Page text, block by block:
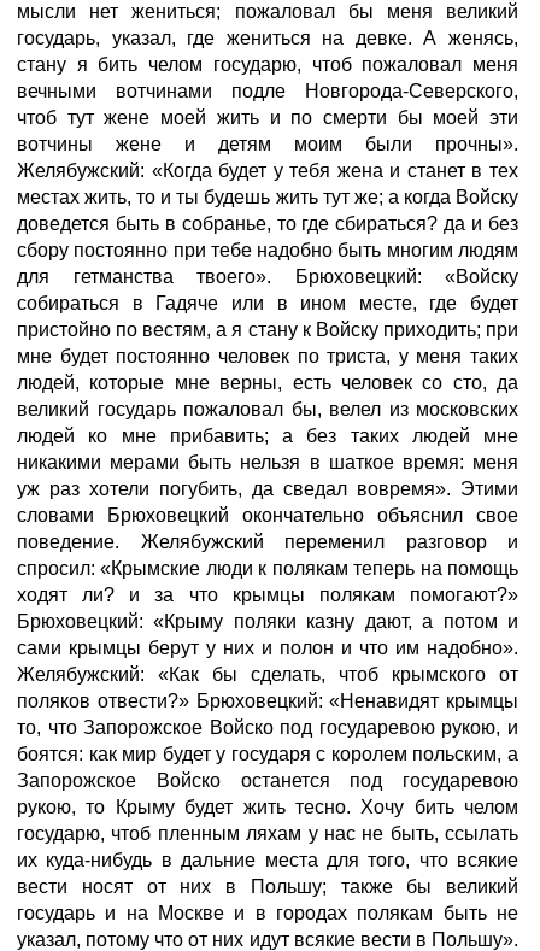
мысли нет жениться; пожаловал бы меня великий
государь, указал, где жениться на девке. А женясь,
стану я бить челом государю, чтоб пожаловал меня
вечными вотчинами подле Новгорода-Северского,
чтоб тут жене моей жить и по смерти бы моей эти
вотчины жене и детям моим были прочны».
Желябужский: «Когда будет у тебя жена и станет в тех
местах жить, то и ты будешь жить тут же; а когда Войску
доведется быть в собранье, то где сбираться? да и без
сбору постоянно при тебе надобно быть многим людям
для гетманства твоего». Брюховецкий: «Войску
собираться в Гадяче или в ином месте, где будет
пристойно по вестям, а я стану к Войску приходить; при
мне будет постоянно человек по триста, у меня таких
людей, которые мне верны, есть человек со сто, да
великий государь пожаловал бы, велел из московских
людей ко мне прибавить; а без таких людей мне
никакими мерами быть нельзя в шаткое время: меня
уж раз хотели погубить, да сведал вовремя». Этими
словами Брюховецкий окончательно объяснил свое
поведение. Желябужский переменил разговор и
спросил: «Крымские люди к полякам теперь на помощь
ходят ли? и за что крымцы полякам помогают?»
Брюховецкий: «Крыму поляки казну дают, а потом и
сами крымцы берут у них и полон и что им надобно».
Желябужский: «Как бы сделать, чтоб крымского от
поляков отвести?» Брюховецкий: «Ненавидят крымцы
то, что Запорожское Войско под государевою рукою, и
боятся: как мир будет у государя с королем польским, а
Запорожское Войско останется под государевою
рукою, то Крыму будет жить тесно. Хочу бить челом
государю, чтоб пленным ляхам у нас не быть, ссылать
их куда-нибудь в дальние места для того, что всякие
вести носят от них в Польшу; также бы великий
государь и на Москве и в городах полякам быть не
указал, потому что от них идут всякие вести в Польшу».